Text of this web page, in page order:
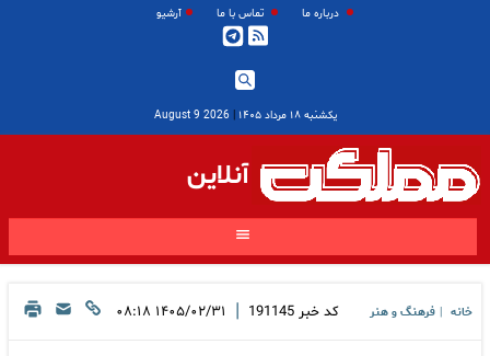
درباره ما تماس با ما آرشیو
یکشنبه ۱۸ مرداد ۱۴۰۵ |
2026 August 9
آنلاین
خانه فرهنگ و هنر کد خبر 191145
| ۱۴۰۵/۰۲/۳۱ ۰۸:۱۸